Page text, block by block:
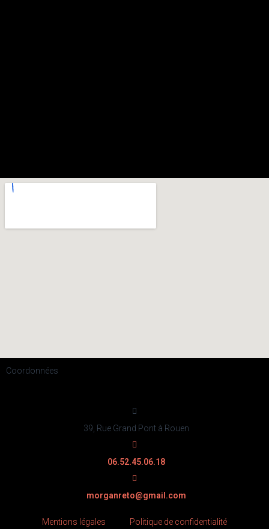
Coordonnées
39, Rue Grand Pont à Rouen
06.52.45.06.18
morganreto@gmail.com
Mentions légales Politique de confidentialité